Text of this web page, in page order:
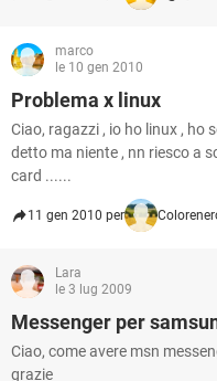
marco
le 10 gen 2010
Problema x linux
Ciao, ragazzi , io ho linux , ho
detto ma niente , nn riesco a
card ......
11 gen 2010 per
Lara
le 3 lug 2009
Messenger per
Ciao, come avere msn
grazie